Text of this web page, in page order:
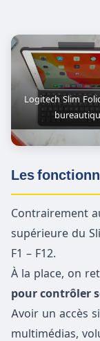
Logitech Slim
Les
Contrairement
supérieure du
F1 – F12.
À la place, on
pour contrôler
Avoir un accès
multimédias,